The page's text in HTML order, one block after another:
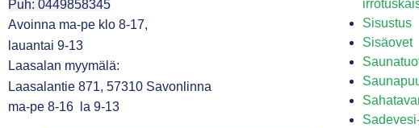
Puh: 0449858345
Avoinna ma-pe klo 8-17,
lauantai 9-13
Laasalan myymälä:
Laasalantie 871, 57310 Savonlinna
ma-pe 8-16 la 9-13
Sisustus
Sisäovet